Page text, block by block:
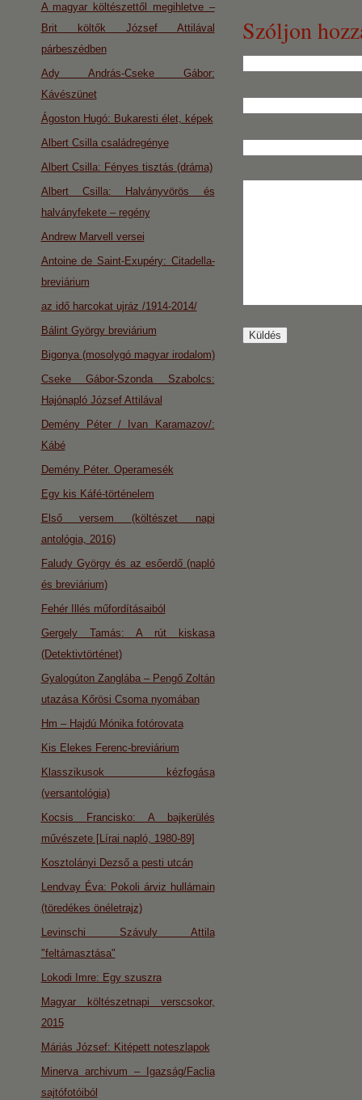
Szóljon
A magyar költészettől megihletve –
Brit költők József Attilával
párbeszédben
Ady András-Cseke Gábor:
Kávészünet
Ágoston Hugó: Bukaresti élet, képek
Albert Csilla családregénye
Albert Csilla: Fényes tisztás (dráma)
Albert Csilla: Halványvörös és
halványfekete – regény
Andrew Marvell versei
Antoine de Saint-Exupéry: Citadella-
breviárium
az idő harcokat ujráz /1914-2014/
Bálint György breviárium
Bigonya (mosolygó magyar irodalom)
Cseke Gábor-Szonda Szabolcs:
Hajónapló József Attilával
Demény Péter / Ivan Karamazov/:
Kábé
Demény Péter. Operamesék
Egy kis Káfé-történelem
Első versem (költészet napi
antológia, 2016)
Faludy György és az esőerdő (napló
és breviárium)
Fehér Illés műfordításaiból
Gergely Tamás: A rút kiskasa
(Detektivtörténet)
Gyalogúton Zanglába – Pengő Zoltán
utazása Kőrösi Csoma nyomában
Hm – Hajdú Mónika fotórovata
Kis Elekes Ferenc-breviárium
Klasszikusok kézfogása
(versantológia)
Kocsis Francisko: A bajkerülés
művészete [Lírai napló, 1980-89]
Kosztolányi Dezső a pesti utcán
Lendvay Éva: Pokoli árviz hullámain
(töredékes önéletrajz)
Levinschi Szávuly Attila
"feltámasztása"
Lokodi Imre: Egy szuszra
Magyar költészetnapi verscsokor,
2015
Máriás József: Kitépett noteszlapok
Minerva archivum – Igazság/Faclia
sajtófotóiból